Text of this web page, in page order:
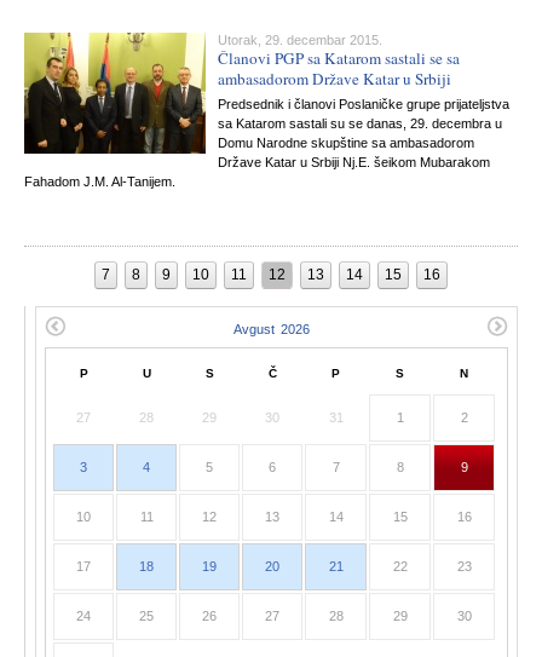
Utorak, 29. decembar 2015.
Članovi PGP sa Katarom sastali se sa
ambasadorom Države Katar u Srbiji
Predsednik i članovi Poslaničke grupe prijateljstva
sa Katarom sastali su se danas, 29. decembra u
Domu Narodne skupštine sa ambasadorom
Države Katar u Srbiji Nj.E. šeikom Mubarakom
Fahadom J.M. Al-Tanijem.
7 8 9 10 11 12 13 14 15 16
P U S Č P S N
27 28 29 30 31 1 2
3 4 5 6 7 8 9
10 11 12 13 14 15 16
17 18 19 20 21 22 23
24 25 26 27 28 29 30